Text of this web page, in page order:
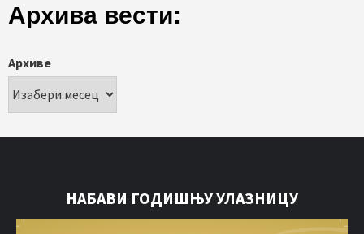
Архива вести:
Архиве
НАБАВИ ГОДИШЊУ УЛАЗНИЦУ